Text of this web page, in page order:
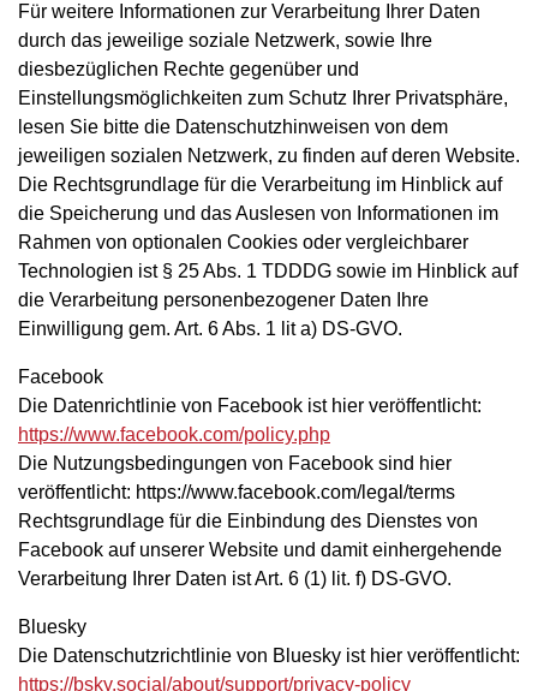
Für weitere Informationen zur Verarbeitung Ihrer Daten
durch das jeweilige soziale Netzwerk, sowie Ihre
diesbezüglichen Rechte gegenüber und
Einstellungsmöglichkeiten zum Schutz Ihrer Privatsphäre,
lesen Sie bitte die Datenschutzhinweisen von dem
jeweiligen sozialen Netzwerk, zu finden auf deren Website.
Die Rechtsgrundlage für die Verarbeitung im Hinblick auf
die Speicherung und das Auslesen von Informationen im
Rahmen von optionalen Cookies oder vergleichbarer
Technologien ist § 25 Abs. 1 TDDDG sowie im Hinblick auf
die Verarbeitung personenbezogener Daten Ihre
Einwilligung gem. Art. 6 Abs. 1 lit a) DS-GVO.
Facebook
Die Datenrichtlinie von Facebook ist hier veröffentlicht:
https://www.facebook.com/policy.php
Die Nutzungsbedingungen von Facebook sind hier
veröffentlicht: https://www.facebook.com/legal/terms
Rechtsgrundlage für die Einbindung des Dienstes von
Facebook auf unserer Website und damit einhergehende
Verarbeitung Ihrer Daten ist Art. 6 (1) lit. f) DS-GVO.
Bluesky
Die Datenschutzrichtlinie von Bluesky ist hier veröffentlicht:
https://bsky.social/about/support/privacy-policy